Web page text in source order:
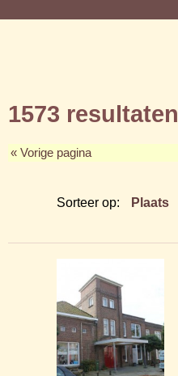
1573 resultaten
« Vorige pagina
Sorteer op: Plaats